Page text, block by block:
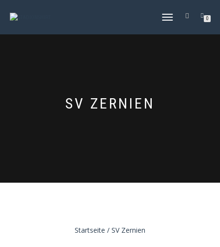
NAVIGATION
0
SV ZERNIEN
Startseite / SV Zernien